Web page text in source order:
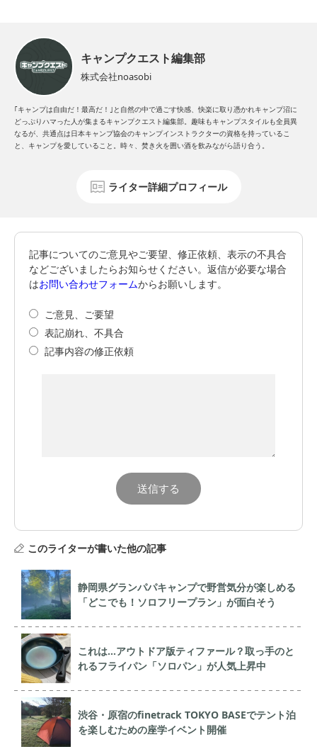
キャンプクエスト編集部
株式会社noasobi
｢キャンプは自由だ！最高だ！｣と自然の中で過ごす快感、快楽に取り憑かれキャンプ沼に
どっぷりハマった人が集まるキャンプクエスト編集部。趣味もキャンプスタイルも全員異
なるが、共通点は日本キャンプ協会のキャンプインストラクターの資格を持っているこ
と、キャンプを愛していること。時々、焚き火を囲い酒を飲みながら語り合う。
ライター詳細プロフィール
記事についてのご意見やご要望、修正依頼、表示の不具合
などございましたらお知らせください。返信が必要な場合
はお問い合わせフォームからお願いします。
ご意見、ご要望
表記崩れ、不具合
記事内容の修正依頼
このライターが書いた他の記事
静岡県グランパパキャンプで野営気分が楽しめる
「どこでも！ソロフリープラン」が面白そう
これは…アウトドア版ティファール？取っ手のと
れるフライパン「ソロパン」が人気上昇中
渋谷・原宿のfinetrack TOKYO BASEでテント泊
を楽しむための座学イベント開催